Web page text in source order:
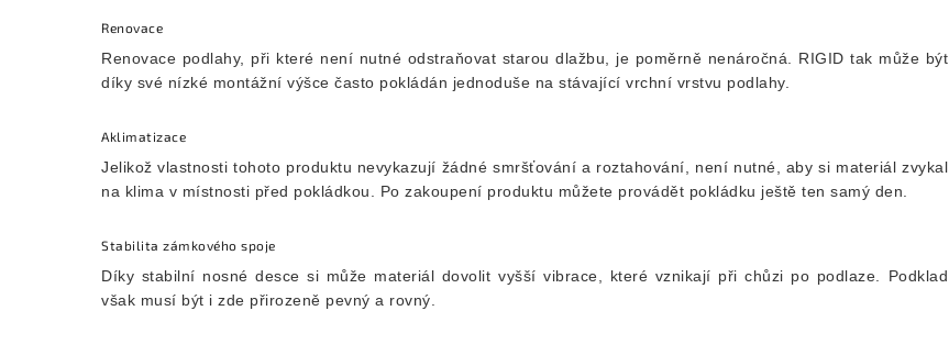
Renovace
Renovace podlahy, při které není nutné odstraňovat starou dlažbu, je poměrně nenáročná. RIGID tak může být
díky své nízké montážní výšce často pokládán jednoduše na stávající vrchní vrstvu podlahy.
Aklimatizace
Jelikož vlastnosti tohoto produktu nevykazují žádné smršťování a roztahování, není nutné, aby si materiál zvykal
na klima v místnosti před pokládkou. Po zakoupení produktu můžete provádět pokládku ještě ten samý den.
Stabilita zámkového spoje
Díky stabilní nosné desce si může materiál dovolit vyšší vibrace, které vznikají při chůzi po podlaze. Podklad
však musí být i zde přirozeně pevný a rovný.